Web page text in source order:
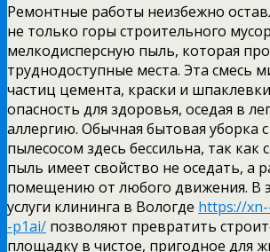
Ремонтные работы неизбежно
не только горы строительного
мелкодисперсную пыль, которая
труднодоступные места. Эта смесь
частиц цемента, краски и
опасность для здоровья, оседая в
аллергию. Обычная бытовая уборка
пылесосом здесь бессильна, так как
пыль имеет свойство не оседать, а
помещению от любого движения. В
услуги клининга в Вологде https://
-p1ai/ позволяют превратить
площадку в чистое, пригодное для